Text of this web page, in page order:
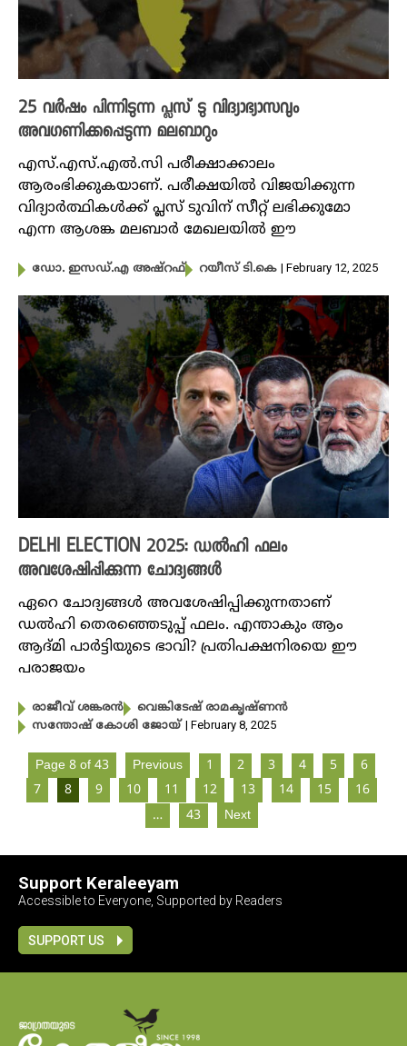
25 വർഷം പിന്നിടുന്ന പ്ലസ് ടു വിദ്യാഭ്യാസവും
അവഗണിക്കപ്പെടുന്ന മലബാറും
എസ്.എസ്.എൽ.സി പരീക്ഷാക്കാലം
ആരംഭിക്കുകയാണ്. പരീക്ഷയിൽ വിജയിക്കുന്ന
വിദ്യാർത്ഥികൾക്ക് പ്ലസ് ടുവിന് സീറ്റ് ലഭിക്കുമോ
എന്ന ആശങ്ക മലബാർ മേഖലയിൽ ഈ
ഡോ. ഇസ‍‍ഡ്.എ അഷ്‌റഫ് റയീസ് ടി.കെ | February 12, 2025
DELHI ELECTION 2025: ഡൽഹി ഫലം
അവശേഷിപ്പിക്കുന്ന ചോദ്യങ്ങൾ
ഏറെ ചോദ്യങ്ങൾ അവശേഷിപ്പിക്കുന്നതാണ്
ഡൽഹി തെരഞ്ഞെടുപ്പ് ഫലം. എന്താകും ആം
ആദ്മി പാർട്ടിയുടെ ഭാവി? പ്രതിപക്ഷനിരയെ ഈ
പരാജയം
രാജീവ്‌ ശങ്കരൻ
വെങ്കിടേഷ് രാമകൃഷ്ണൻ
സന്തോഷ്‌ കോശി ജോയ് | February 8, 2025
Page 8 of 43 Previous 1 2 3 4 5
6
7
8 9 10 11 12 13 14 15
16
…
43 Next
Support Keraleeyam
Accessible to Everyone, Supported by Readers
SUPPORT US